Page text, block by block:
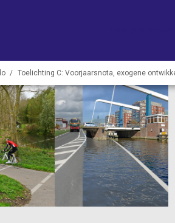
Toelichting C: Voorjaarsnota, exogene